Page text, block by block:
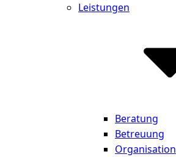
Leistungen
Beratung
Betreuung
Organisation